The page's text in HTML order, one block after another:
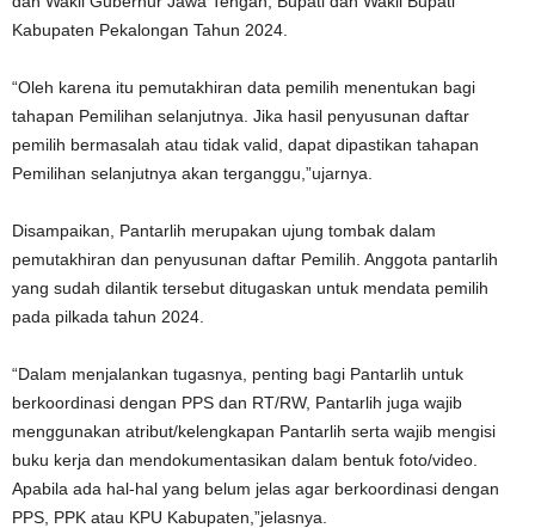
Kabupaten Pekalongan Tahun 2024.
“Oleh karena itu pemutakhiran data pemilih menentukan bagi
tahapan Pemilihan selanjutnya. Jika hasil penyusunan daftar
pemilih bermasalah atau tidak valid, dapat dipastikan tahapan
Pemilihan selanjutnya akan terganggu,”ujarnya.
Disampaikan, Pantarlih merupakan ujung tombak dalam
pemutakhiran dan penyusunan daftar Pemilih. Anggota pantarlih
yang sudah dilantik tersebut ditugaskan untuk mendata pemilih
pada pilkada tahun 2024.
“Dalam menjalankan tugasnya, penting bagi Pantarlih untuk
berkoordinasi dengan PPS dan RT/RW, Pantarlih juga wajib
menggunakan atribut/kelengkapan Pantarlih serta wajib mengisi
buku kerja dan mendokumentasikan dalam bentuk foto/video.
Apabila ada hal-hal yang belum jelas agar berkoordinasi dengan
PPS, PPK atau KPU Kabupaten,”jelasnya.